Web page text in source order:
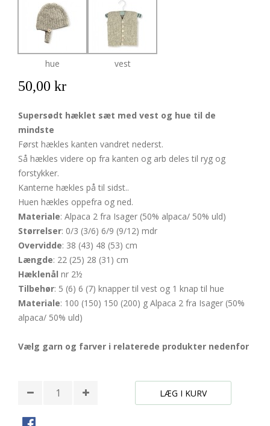
hue vest
50,00 kr
Supersødt hæklet sæt med vest og hue til de
mindste
Først hækles kanten vandret nederst.
Så hækles videre op fra kanten og arb deles til ryg og
forstykker.
Kanterne hækles på til sidst..
Huen hækles oppefra og ned.
Materiale: Alpaca 2 fra Isager (50% alpaca/ 50% uld)
Størrelser: 0/3 (3/6) 6/9 (9/12) mdr
Overvidde: 38 (43) 48 (53) cm
Længde: 22 (25) 28 (31) cm
Hæklenål nr 2½
Tilbehør: 5 (6) 6 (7) knapper til vest og 1 knap til hue
Materiale: 100 (150) 150 (200) g Alpaca 2 fra Isager (50%
alpaca/ 50% uld)
Vælg garn og farver i relaterede produkter nedenfor
LÆG I KURV